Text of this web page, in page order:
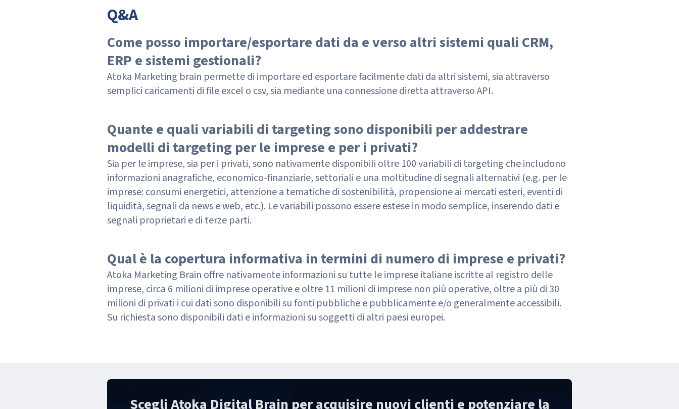
Q&A
Come posso importare/esportare dati da e verso altri sistemi quali CRM,
ERP e sistemi gestionali?
Atoka Marketing brain permette di importare ed esportare facilmente dati da altri sistemi, sia attraverso
semplici caricamenti di file excel o csv, sia mediante una connessione diretta attraverso API.
Quante e quali variabili di targeting sono disponibili per addestrare
modelli di targeting per le imprese e per i privati?
Sia per le imprese, sia per i privati, sono nativamente disponibili oltre 100 variabili di targeting che includono
informazioni anagrafiche, economico-finanziarie, settoriali e una moltitudine di segnali alternativi (e.g. per le
imprese: consumi energetici, attenzione a tematiche di sostenibilità, propensione ai mercati esteri, eventi di
liquidità, segnali da news e web, etc.). Le variabili possono essere estese in modo semplice, inserendo dati e
segnali proprietari e di terze parti.
Qual è la copertura informativa in termini di numero di imprese e privati?
Atoka Marketing Brain offre nativamente informazioni su tutte le imprese italiane iscritte al registro delle
imprese, circa 6 milioni di imprese operative e oltre 11 milioni di imprese non più operative, oltre a più di 30
milioni di privati i cui dati sono disponibili su fonti pubbliche e pubblicamente e/o generalmente accessibili.
Su richiesta sono disponibili dati e informazioni su soggetti di altri paesi europei.
Scegli Atoka Digital Brain per acquisire nuovi clienti e potenziare la